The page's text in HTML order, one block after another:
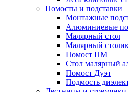
Помосты и подставки
Монтажные
Алюминиевые
Малярный стол
Малярный
Помост ПМ
Стол малярный
Помост Дуэт
Подмость